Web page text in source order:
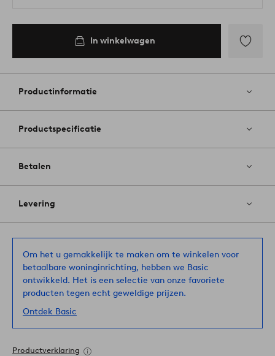
In winkelwagen
aan
Productinformatie
Productspecificatie
Betalen
Levering
Om het u gemakkelijk te maken om te winkelen voor
betaalbare woninginrichting, hebben we Basic
ontwikkeld. Het is een selectie van onze favoriete
producten tegen echt geweldige prijzen.
Ontdek Basic
Productverklaring